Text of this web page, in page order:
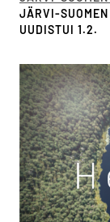
JÄRVI-
UUDISTUI 1.2.